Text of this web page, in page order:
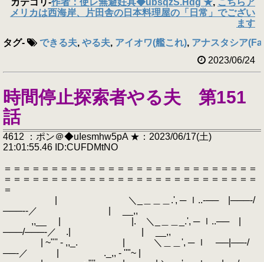
カテゴリ-作者：使レ無避妊具◆ubsqzS.Hdg ★, こちらア
メリカは西海岸、片田舎の日本料理屋の「日常」でござい
ます
タグ- できる夫, やる夫, アイオワ(艦これ), アナスタシア
2023/06/24
時間停止探索者やる夫 第151
話
4612 ：ポン＠◆uIesmhw5pA ★：2023/06/17(土)
21:01:55.46 ID:CUFDMtNO
＝＝＝＝＝＝＝＝＝＝＝＝＝＝＝＝＝＝＝＝＝＝＝＝＝＝＝
＝＝＝＝＝＝＝＝＝＝＝＝＝＝＝＝＝＝＝＝＝＝＝＝＝＝＝
＝
| ＼_＿＿＿.', ─ ｌ..‐── |───‐/
───‐‐／ | __,,
,,__ | |. ＼_＿＿_.', ─ ｌ..── |
───/───‐／ .| | __,,
| ~"'' - ,,_. | ＼＿＿', ─ ｌ ──|──‐/
──‐／ | ._,, - ''"~ |